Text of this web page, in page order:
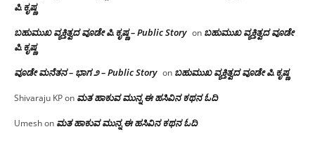
ಪಿ.ಕೃಷ್ಣ
ಬಹುಮುಖ ವ್ಯಕ್ತಿತ್ವದ ವೂಡೇ ಪಿ.ಕೃಷ್ಣ – Public Story on ಬಹುಮುಖ ವ್ಯಕ್ತಿತ್ವದ ವೂಡೇ
ಪಿ.ಕೃಷ್ಣ
ವೂಡೇ ಮನೆತನ – ಭಾಗ ೨ – Public Story on ಬಹುಮುಖ ವ್ಯಕ್ತಿತ್ವದ ವೂಡೇ ಪಿ.ಕೃಷ್ಣ
Shivaraju KPon ಮತ ಹಾಕುವ ಮುನ್ನ ಈ ಹಸಿವಿನ ಕಥನ ಓದಿ
Umeshon ಮತ ಹಾಕುವ ಮುನ್ನ ಈ ಹಸಿವಿನ ಕಥನ ಓದಿ